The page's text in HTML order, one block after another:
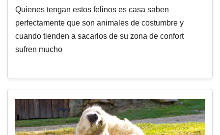
Quienes tengan estos felinos es casa saben
perfectamente que son animales de costumbre y
cuando tienden a sacarlos de su zona de confort
sufren mucho